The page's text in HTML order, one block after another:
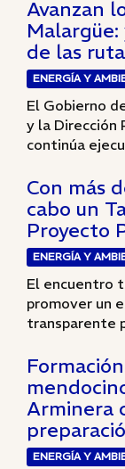
Avanzan
de las
ENERGÍA Y
El Gobierno
y la Dirección
continúa
Con más
cabo un
Proyecto
ENERGÍA Y
El encuentro
promover un
transparente
Arminera
ENERGÍA Y